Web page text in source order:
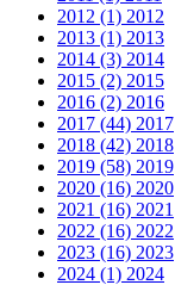
2012 (1) 2012
2013 (1) 2013
2014 (3) 2014
2015 (2) 2015
2016 (2) 2016
2017 (44) 2017
2018 (42) 2018
2019 (58) 2019
2020 (16) 2020
2021 (16) 2021
2022 (16) 2022
2023 (16) 2023
2024 (1) 2024